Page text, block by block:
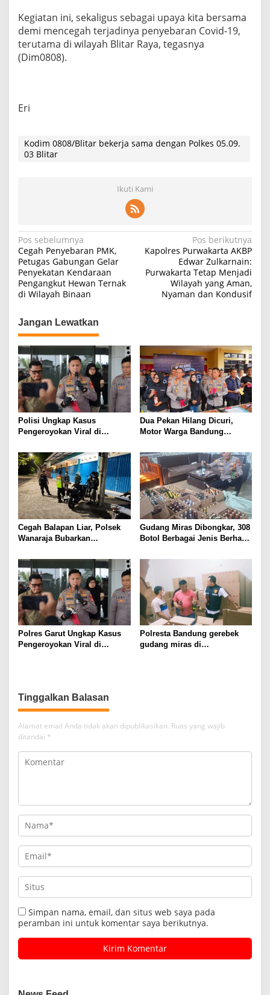
Kegiatan ini, sekaligus sebagai upaya kita bersama
demi mencegah terjadinya penyebaran Covid-19,
terutama di wilayah Blitar Raya, tegasnya
(Dim0808).
Eri
Kodim 0808/Blitar bekerja sama dengan Polkes 05.09.
03 Blitar
Ikuti Kami
Navigasi
pos
Pos sebelumnya
Cegah Penyebaran PMK,
Petugas Gabungan Gelar
Penyekatan Kendaraan
Pengangkut Hewan Ternak
di Wilayah Binaan
Pos berikutnya
Kapolres Purwakarta AKBP
Edwar Zulkarnain:
Purwakarta Tetap Menjadi
Wilayah yang Aman,
Nyaman dan Kondusif
Jangan Lewatkan
Polisi Ungkap Kasus
Pengeroyokan Viral di
Knalpot Brong
Dua Pekan Hilang Dicuri,
Motor Warga Bandung
Polisi
Cegah Balapan Liar, Polsek
Wanaraja Bubarkan
Amankan Sepeda Motor
Berknalpot Tidak Sesuai
Spesifikasi Teknis
Gudang Miras Dibongkar, 308
Botol Berbagai Jenis Berhasil
Polres Garut Ungkap Kasus
Pengeroyokan Viral di
Polresta Bandung gerebek
gudang miras di
Tinggalkan Balasan
Alamat email Anda tidak akan dipublikasikan. Ruas yang wajib
ditandai *
Simpan nama, email, dan situs web saya pada
peramban ini untuk komentar saya berikutnya.